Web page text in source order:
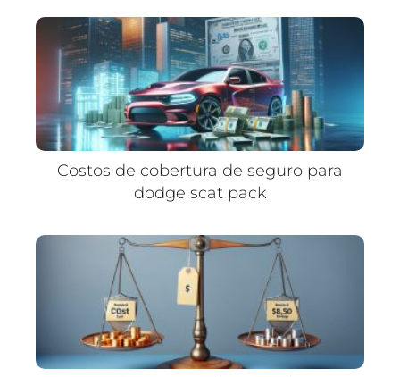
Costos de cobertura de seguro para
dodge scat pack